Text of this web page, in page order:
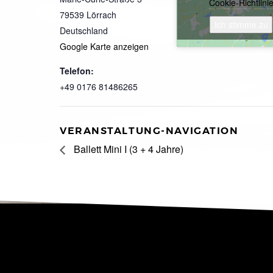
79539 Lörrach
Deutschland
Google Karte anzeigen
Telefon:
+49 0176 81486265
Cookie-Richtlinie
VERANSTALTUNG-NAVIGATION
Ballett Mini I (3 + 4 Jahre)